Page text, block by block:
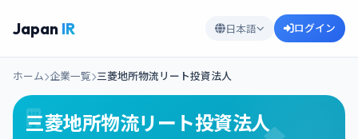
Japan IR 日本語 ログイン
ホーム 企業一覧 三菱地所物流リート投資法人
三菱地所物流リート投資法人